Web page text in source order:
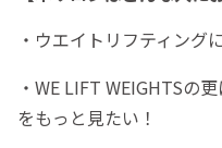
・ウエイトリフティング
・WE LIFT WEIGHTSの
をもっと見たい！